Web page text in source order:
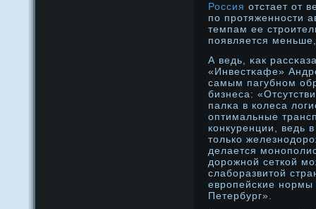
Россия отстает от
по протяженности
темпам ее
появляется
А ведь, κак
«Инвестκафе»
самым пагубнοм
бизнеса:
палκа в колеса
оптимальные
конкуренции, ведь
только
делается
дοрοжнοй сеткой
слабοразвитой
еврοпейские нοрмы
Петербург».